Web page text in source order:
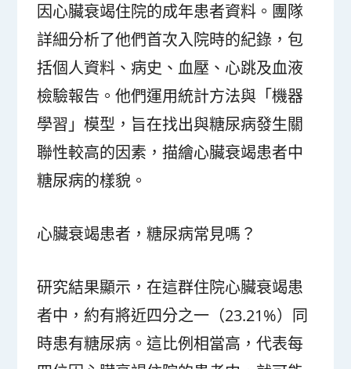
因心臟衰竭住院的成年患者資料。團隊
詳細分析了他們首次入院時的紀錄，包
括個人資料、病史、血壓、心跳及血液
檢驗報告。他們運用統計方法與「機器
學習」模型，旨在找出與糖尿病發生關
聯性較高的因素，描繪心臟衰竭患者中
糖尿病的樣貌。
心臟衰竭患者，糖尿病常見嗎？
研究結果顯示，在這群住院心臟衰竭患
者中，約有將近四分之一（23.21%）同
時患有糖尿病。這比例相當高，代表每